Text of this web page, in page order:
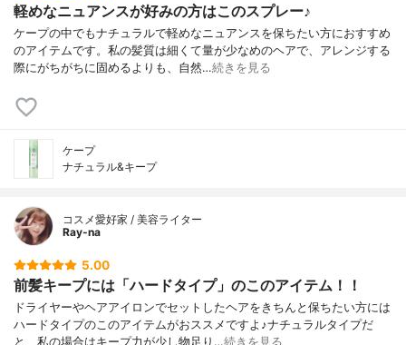
軽めなニュアンスが好みの方はこのスプレー♪
ケープの中でもナチュラルで軽めなニュアンスを保ちたい方におすすめ
のアイテムです。私の髪質は細くて量が少なめのヘアで、アレンジする
際にがちがちに固めるよりも、自然…続きを見る
ケープ
ナチュラル&キープ
コスメ愛好家 / 美容ライター
Ray-na
5.00
前髪キープには「ハードタイプ」のこのアイテム！！
ドライヤーやヘアアイロンでセットしたヘアをきちんと保ちたい方には
ハードタイプのこのアイテムがおススメですよ♪ナチュラルタイプだ
と、私の場合はキープ力が少し物足り…続きを見る